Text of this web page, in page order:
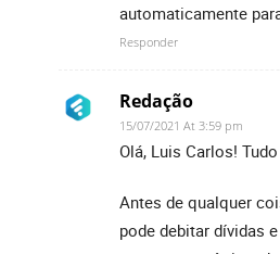
automaticamente
Responder
Redação
15/07/2021 At 3:59 pm
Olá, Luis Carlos!
Antes de qualquer
pode debitar dívidas